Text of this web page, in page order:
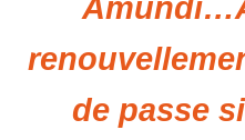
de passe